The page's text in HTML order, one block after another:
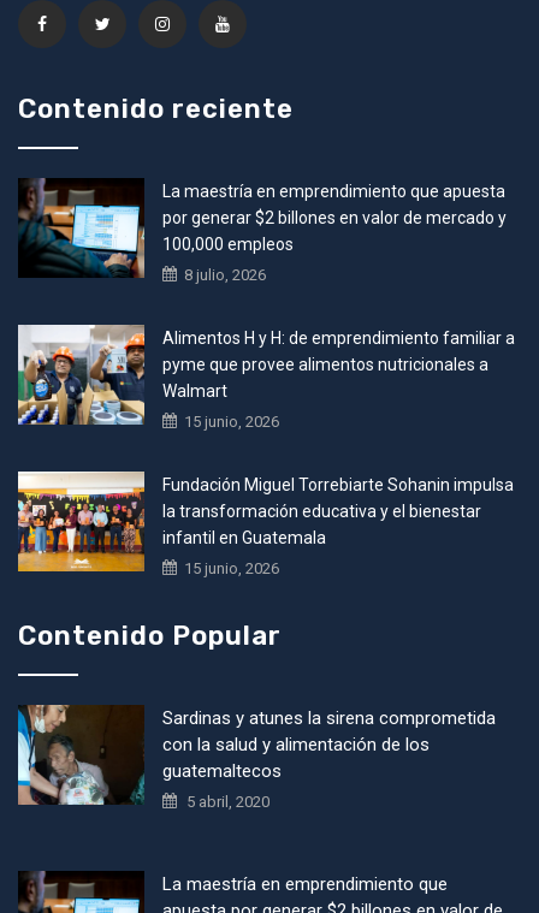
Contenido reciente
La maestría en emprendimiento que apuesta
por generar $2 billones en valor de mercado y
100,000 empleos
8 julio, 2026
Alimentos H y H: de emprendimiento familiar a
pyme que provee alimentos nutricionales a
Walmart
15 junio, 2026
Fundación Miguel Torrebiarte Sohanin impulsa
la transformación educativa y el bienestar
infantil en Guatemala
15 junio, 2026
Contenido Popular
Sardinas y atunes la sirena comprometida
con la salud y alimentación de los
guatemaltecos
5 abril, 2020
La maestría en emprendimiento que